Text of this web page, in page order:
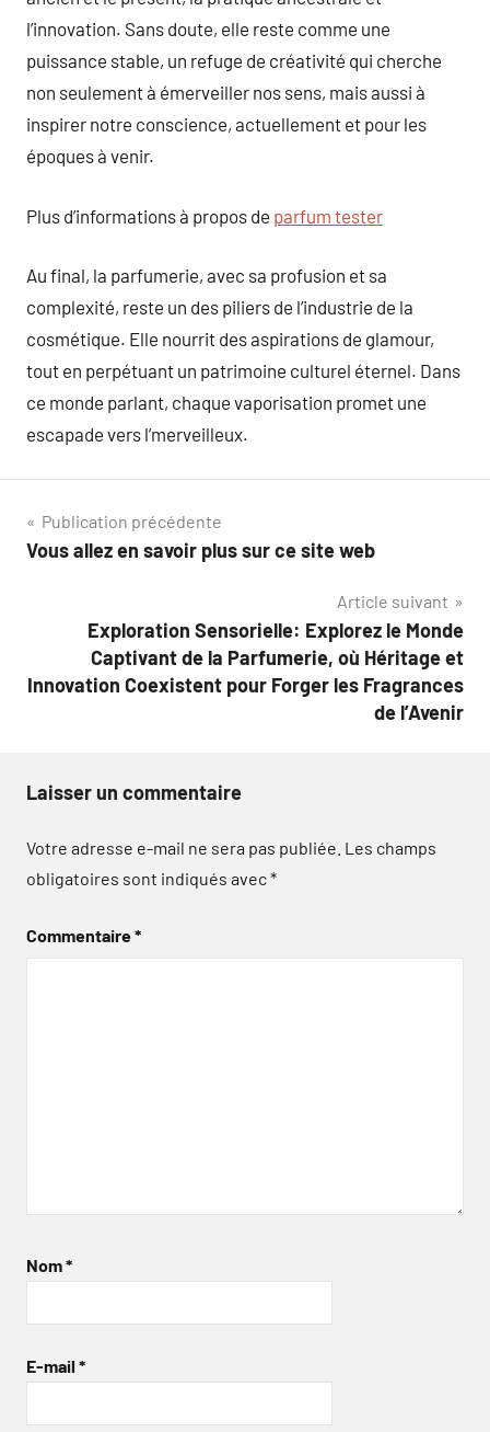
l’innovation. Sans doute, elle reste comme une
puissance stable, un refuge de créativité qui cherche
non seulement à émerveiller nos sens, mais aussi à
inspirer notre conscience, actuellement et pour les
époques à venir.
Plus d’informations à propos de parfum tester
Au final, la parfumerie, avec sa profusion et sa
complexité, reste un des piliers de l’industrie de la
cosmétique. Elle nourrit des aspirations de glamour,
tout en perpétuant un patrimoine culturel éternel. Dans
ce monde parlant, chaque vaporisation promet une
escapade vers l’merveilleux.
Navigation
de
Publication précédente
Vous allez en savoir plus sur ce site web
Article suivant
Exploration Sensorielle: Explorez le Monde
Captivant de la Parfumerie, où Héritage et
Innovation Coexistent pour Forger les Fragrances
de l’Avenir
Laisser un commentaire
Votre adresse e-mail ne sera pas publiée. Les champs
obligatoires sont indiqués avec*
Commentaire*
Nom*
E-mail *